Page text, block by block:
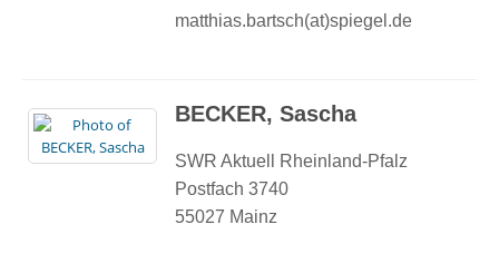
matthias.bartsch(at)spiegel.de
BECKER, Sascha
SWR Aktuell Rheinland-Pfalz
Postfach 3740
55027 Mainz